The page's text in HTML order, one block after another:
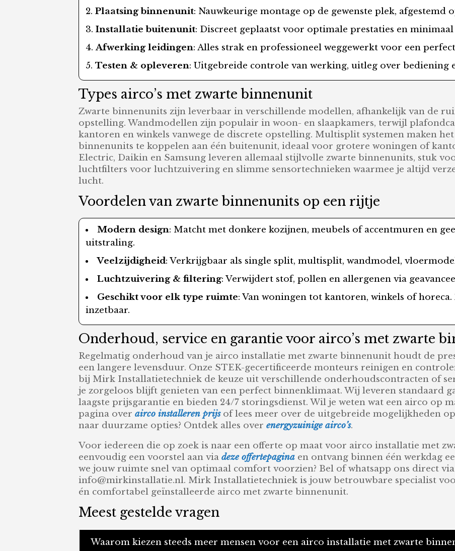
Plaatsing binnenunit: Nauwkeurige montage op de gewenste plek, afgestemd
Installatie buitenunit: Discreet geplaatst voor optimale prestaties en
Afwerking leidingen: Alles strak en professioneel weggewerkt voor een
Testen & opleveren: Uitgebreide controle van werking, uitleg over bediening
Types airco’s met zwarte binnenunit
Zwarte binnenunits zijn leverbaar in verschillende modellen, afhankelijk van de
opstelling. Wandmodellen zijn populair in woon- en slaapkamers, terwijl
kantoren en winkels vanwege de discrete opstelling. Multisplit systemen maken
binnenunits te koppelen aan één buitenunit, ideaal voor grotere woningen of
Electric, Daikin en Samsung leveren allemaal stijlvolle zwarte binnenunits, stuk
luchtfilters voor luchtzuivering en slimme sensortechnieken waarmee je altijd
lucht.
Voordelen van zwarte binnenunits op een rijtje
Modern design: Matcht met donkere kozijnen, meubels of accentmuren en
uitstraling.
Veelzijdigheid: Verkrijgbaar als single split, multisplit, wandmodel,
Luchtzuivering & filtering: Verwijdert stof, pollen en allergenen via
Geschikt voor elk type ruimte: Van woningen tot kantoren, winkels of
inzetbaar.
Onderhoud, service en garantie voor airco’s met zwarte
Regelmatig onderhoud van je airco installatie met zwarte binnenunit houdt de
een langere levensduur. Onze STEK-gecertificeerde monteurs reinigen en
bij Mirk Installatietechniek de keuze uit verschillende onderhoudscontracten of
je zorgeloos blijft genieten van een perfect binnenklimaat. Wij leveren standaard
laagste prijsgarantie en bieden 24/7 storingsdienst. Wil je weten wat een airco op
pagina overairco installeren prijsof lees meer over de uitgebreide mogelijkheden
naar duurzame opties? Ontdek alles overenergyzuinige airco’s.
Voor iedereen die op zoek is naar een offerte op maat voor airco installatie met
eenvoudig een voorstel aan viadeze offertepagina en ontvang binnen één werkdag
we jouw ruimte snel van optimaal comfort voorzien? Bel of whatsapp ons direct
info@mirkinstallatie.nl. Mirk Installatietechniek is jouw betrouwbare specialist
én comfortabel geïnstalleerde airco met zwarte binnenunit.
Meest gestelde vragen
Waarom kiezen steeds meer mensen voor een airco installatie met zwarte